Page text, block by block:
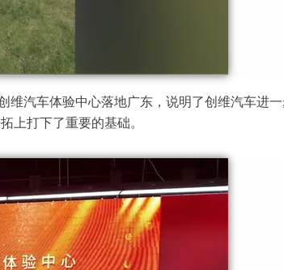
维汽车体验中心落地广东，说明了创维汽车进
上打下了重要的基础。